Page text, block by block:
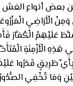
بعض أنواع
وَمِنْ الْأَرَاضِيِ
عَلَيْهِمْ الْكُفَّارَ
هَذِهِ الْأَزْمِنَةِ
طَرِيقٍ قَدَرُوا
19) و {يَعْلَمُ السِّرَّ وَأَخْفَى} (طه: 7 ) {أَلا يَعْلَمُ